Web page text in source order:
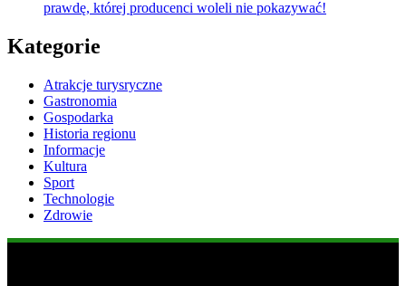
prawdę, której producenci woleli nie pokazywać!
Kategorie
Atrakcje turysryczne
Gastronomia
Gospodarka
Historia regionu
Informacje
Kultura
Sport
Technologie
Zdrowie